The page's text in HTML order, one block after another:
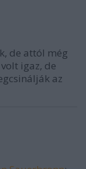
de attól még
igaz, de
az